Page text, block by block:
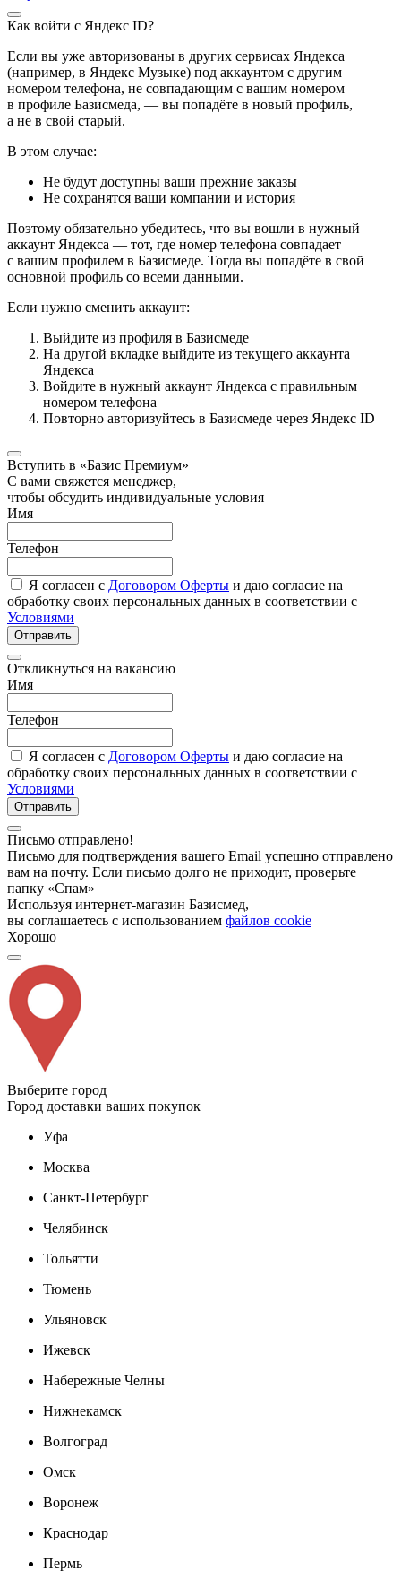
Как войти с Яндекс ID?
Если вы уже авторизованы в других сервисах Яндекса
(например, в Яндекс Музыке) под аккаунтом с другим
номером телефона, не совпадающим с вашим номером
в профиле Базисмеда, — вы попадёте в новый профиль,
а не в свой старый.
В этом случае:
Не будут доступны ваши прежние заказы
Не сохранятся ваши компании и история
Поэтому обязательно убедитесь, что вы вошли в нужный
аккаунт Яндекса — тот, где номер телефона совпадает
с вашим профилем в Базисмеде. Тогда вы попадёте в свой
основной профиль со всеми данными.
Если нужно сменить аккаунт:
Выйдите из профиля в Базисмеде
На другой вкладке выйдите из текущего аккаунта
Яндекса
Войдите в нужный аккаунт Яндекса с правильным
номером телефона
Повторно авторизуйтесь в Базисмеде через Яндекс ID
Вступить в «Базис Премиум»
С вами свяжется менеджер,
чтобы обсудить индивидуальные условия
Имя
Телефон
Я согласен с Договором Оферты и даю согласие на
обработку своих персональных данных в соответствии с
Условиями
Отправить
Откликнуться на вакансию
Имя
Телефон
Я согласен с Договором Оферты и даю согласие на
обработку своих персональных данных в соответствии с
Условиями
Отправить
Письмо отправлено!
Письмо для подтверждения вашего Email успешно отправлено
вам на почту. Если письмо долго не приходит, проверьте
папку «Спам»
Используя интернет-магазин Базисмед,
вы соглашаетесь с использованием файлов cookie
Хорошо
Выберите город
Город доставки ваших покупок
Уфа
Москва
Санкт-Петербург
Челябинск
Тольятти
Тюмень
Ульяновск
Ижевск
Набережные Челны
Нижнекамск
Волгоград
Омск
Воронеж
Краснодар
Пермь